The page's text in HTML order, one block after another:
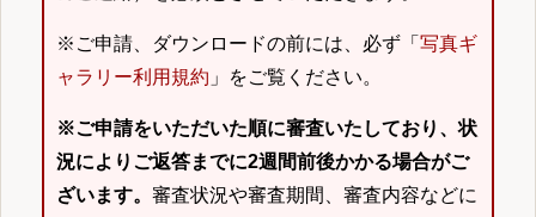
※ご申請、ダウンロードの前には、必ず「 写真ギ
ャラリー利用規約 」をご覧ください。
※ご申請をいただいた順に審査いたしており、状
況によりご返答までに2週間前後かかる場合がご
ざいます。 審査状況や審査期間、審査内容などに